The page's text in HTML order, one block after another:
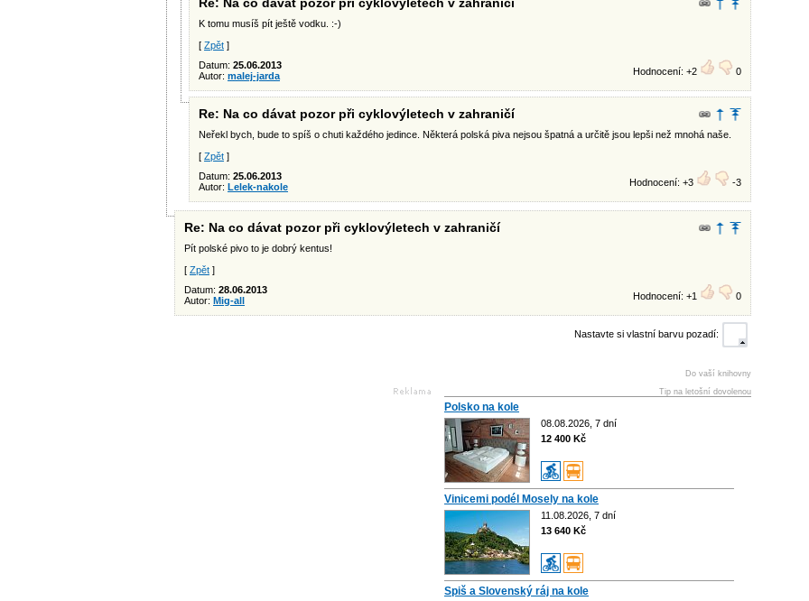
K tomu musíš pít ještě vodku. :-)
[ Zpět ]
Datum: 25.06.2013
Autor: malej-jarda Hodnocení: +2 0
Re: Na co dávat pozor při cyklovýletech v zahraničí
Neřekl bych, bude to spíš o chuti každého jedince. Některá polská piva nejsou špatná a určitě jsou lepši než mnohá naše.
[ Zpět ]
Datum: 25.06.2013
Autor: Lelek-nakole Hodnocení: +3 -3
Re: Na co dávat pozor při cyklovýletech v zahraničí
Pít polské pivo to je dobrý kentus!
[ Zpět ]
Datum: 28.06.2013
Autor: Mig-all Hodnocení: +1 0
Nastavte si vlastní barvu pozadí:
Do vaší knihovny
Tip na letošní dovolenou
Polsko na kole
08.08.2026, 7 dní
12 400 Kč
Vinicemi podél Mosely na kole
11.08.2026, 7 dní
13 640 Kč
Spiš a Slovenský ráj na kole